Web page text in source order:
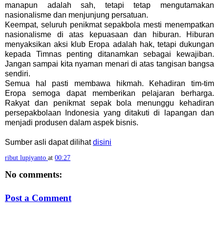
manapun adalah sah, tetapi tetap mengutamakan
nasionalisme dan menjunjung persatuan.
Keempat, seluruh penikmat sepakbola mesti menempatkan
nasionalisme di atas kepuasaan dan hiburan. Hiburan
menyaksikan aksi klub Eropa adalah hak, tetapi dukungan
kepada Timnas penting ditanamkan sebagai kewajiban.
Jangan sampai kita nyaman menari di atas tangisan bangsa
sendiri.
Semua hal pasti membawa hikmah. Kehadiran tim-tim
Eropa semoga dapat memberikan pelajaran berharga.
Rakyat dan penikmat sepak bola menunggu kehadiran
persepakbolaan Indonesia yang ditakuti di lapangan dan
menjadi produsen dalam aspek bisnis.
Sumber asli dapat dilihatdisini
ribut lupiyanto at 00:27
No comments:
Post a Comment